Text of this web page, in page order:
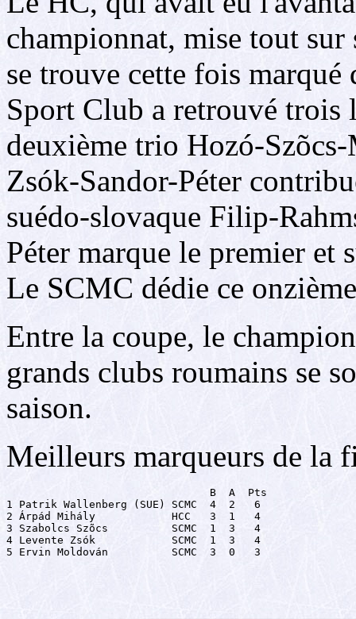
championnat, mise tout
se trouve cette fois marqué
Sport Club a retrouvé trois
deuxième trio Hozó-
Zsók-Sandor-Péter
suédo-slovaque Filip-
Péter marque le premier
Le SCMC dédie ce
Entre la coupe, le
grands clubs roumains se
saison.
Meilleurs marqueurs de la
                                B  A  Pts
1 Patrik Wallenberg (SUE) SCMC  4  2   6
2 Árpád Mihály            HCC   3  1   4
3 Szabolcs Szõcs          SCMC  1  3   4
4 Levente Zsók            SCMC  1  3   4
5 Ervin Moldován          SCMC  3  0   3